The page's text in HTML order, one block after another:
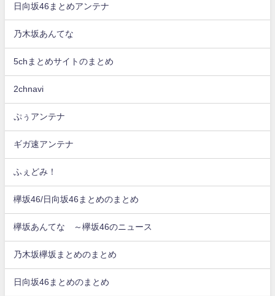
日向坂46まとめアンテナ
乃木坂あんてな
5chまとめサイトのまとめ
2chnavi
ぷぅアンテナ
ギガ速アンテナ
ふぇどみ！
欅坂46/日向坂46まとめのまとめ
欅坂あんてな ～欅坂46のニュース
乃木坂欅坂まとめのまとめ
日向坂46まとめのまとめ